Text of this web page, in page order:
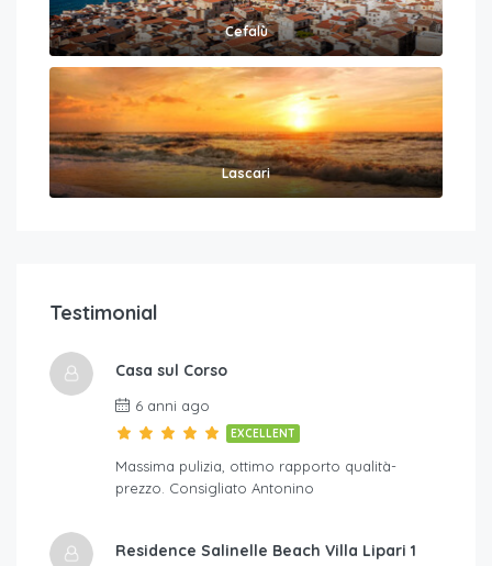
Cefalù
Lascari
Testimonial
Casa sul Corso
6 anni ago
EXCELLENT
Massima pulizia, ottimo rapporto qualità-
prezzo. Consigliato Antonino
Residence Salinelle Beach Villa Lipari 1